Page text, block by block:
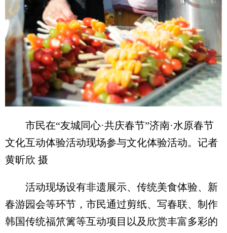
市民在“友城同心·共庆春节”济南·水原春节
文化互动体验活动现场参与文化体验活动。记者
黄昕欣 摄
活动现场设有非遗展示、传统美食体验、新
春游园会等环节，市民通过剪纸、写春联、制作
韩国传统福笊篱等互动项目以及欣赏丰富多彩的